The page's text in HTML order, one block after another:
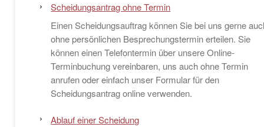
Scheidungsantrag ohne Termin
Einen Scheidungsauftrag können Sie bei uns gerne
ohne persönlichen Besprechungstermin erteilen. Sie
können einen Telefontermin über unsere Online-
Terminbuchung vereinbaren, uns auch ohne Termin
anrufen oder einfach unser Formular für den
Scheidungsantrag online verwenden.
Ablauf einer Scheidung